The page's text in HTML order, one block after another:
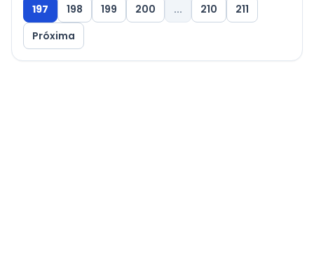
197
198 199 200 ... 210
211
Próxima